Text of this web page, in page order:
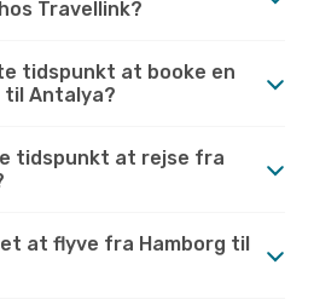
Travellink?
tidspunkt at booke en
til Antalya?
tidspunkt at rejse fra
at flyve fra Hamborg til